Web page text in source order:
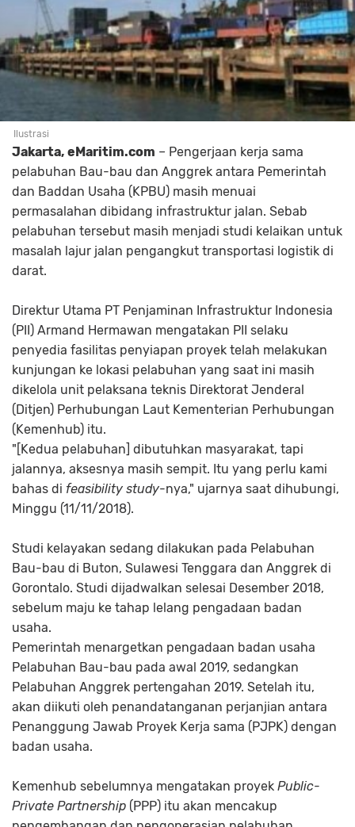
Ilustrasi
Jakarta, eMaritim.com – Pengerjaan kerja sama
pelabuhan Bau-bau dan Anggrek antara Pemerintah
dan Baddan Usaha (KPBU) masih menuai
permasalahan dibidang infrastruktur jalan. Sebab
pelabuhan tersebut masih menjadi studi kelaikan untuk
masalah lajur jalan pengangkut transportasi logistik di
darat.
Direktur Utama PT Penjaminan Infrastruktur Indonesia
(PII) Armand Hermawan mengatakan PII selaku
penyedia fasilitas penyiapan proyek telah melakukan
kunjungan ke lokasi pelabuhan yang saat ini masih
dikelola unit pelaksana teknis Direktorat Jenderal
(Ditjen) Perhubungan Laut Kementerian Perhubungan
(Kemenhub) itu.
"[Kedua pelabuhan] dibutuhkan masyarakat, tapi
jalannya, aksesnya masih sempit. Itu yang perlu kami
bahas di feasibility study-nya," ujarnya saat dihubungi,
Minggu (11/11/2018).
Studi kelayakan sedang dilakukan pada Pelabuhan
Bau-bau di Buton, Sulawesi Tenggara dan Anggrek di
Gorontalo. Studi dijadwalkan selesai Desember 2018,
sebelum maju ke tahap lelang pengadaan badan
usaha.
Pemerintah menargetkan pengadaan badan usaha
Pelabuhan Bau-bau pada awal 2019, sedangkan
Pelabuhan Anggrek pertengahan 2019. Setelah itu,
akan diikuti oleh penandatanganan perjanjian antara
Penanggung Jawab Proyek Kerja sama (PJPK) dengan
badan usaha.
Kemenhub sebelumnya mengatakan proyek Public-
Private Partnership (PPP) itu akan mencakup